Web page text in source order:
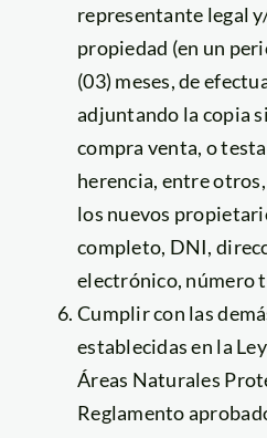
representante legal
propiedad (en un
(03) meses, de
adjuntando la copia
compra venta, o
herencia, entre
los nuevos
completo, DNI,
electrónico, número
Cumplir con las
establecidas en la
Áreas Naturales
Reglamento